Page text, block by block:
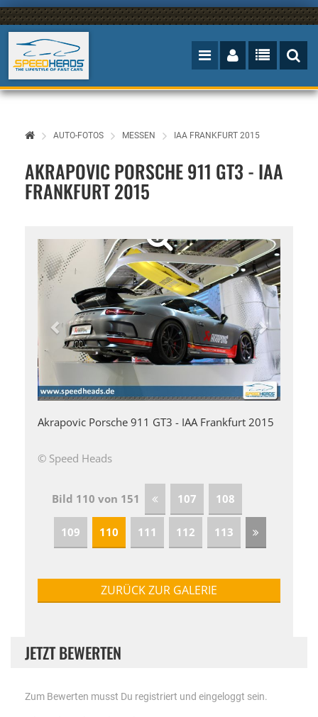
AUTO-FOTOS MESSEN IAA FRANKFURT 2015
AKRAPOVIC PORSCHE 911 GT3 - IAA
FRANKFURT 2015
Akrapovic Porsche 911 GT3 - IAA Frankfurt 2015
© Speed Heads
Bild 110 von 151 107 108
109 110 111 112 113
ZURÜCK ZUR GALERIE
JETZT BEWERTEN
Zum Bewerten musst Du registriert und eingeloggt sein.